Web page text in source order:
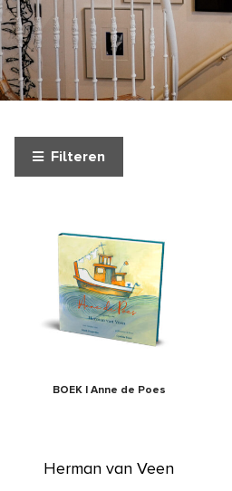
Filteren
BOEK | Anne de Poes
Herman van Veen